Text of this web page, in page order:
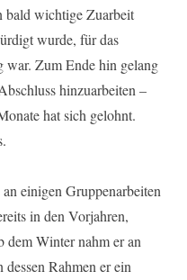
bald wichtige Zuarbeit
wurde, für das
war. Zum Ende hin gelang
hinzuarbeiten –
hat sich gelohnt.
einigen Gruppenarbeiten
in den Vorjahren,
Winter nahm er an
Rahmen er ein